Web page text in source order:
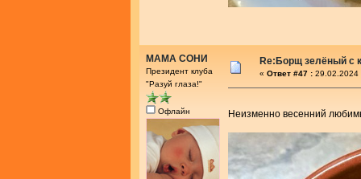
МАМА СОНИ
Президент клуба
"Разуй глаза!"
Офлайн
Re:Борщ зелёный с
« Ответ #47 : 29.02.2024
Неизменно весенний